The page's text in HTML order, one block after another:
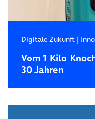
Digitale Zukunft|
Vom 1-Kilo-
30 Jahren